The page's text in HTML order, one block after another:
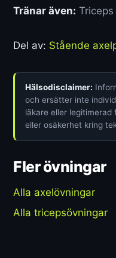
Tränar även: Triceps
Del av: Stående
Hälsodisclaimer:
och ersätter inte
läkare eller
eller osäkerhet kring
Fler övningar
Alla axelövningar
Alla tricepsövningar